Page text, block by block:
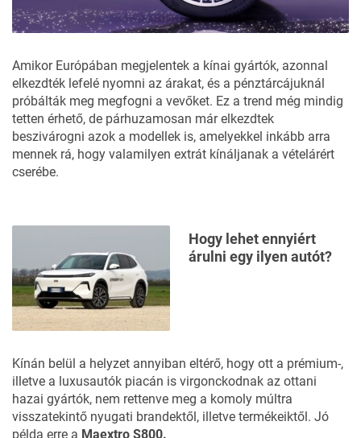
Amikor Európában megjelentek a kínai gyártók, azonnal
elkezdték lefelé nyomni az árakat, és a pénztárcájuknál
próbálták meg megfogni a vevőket. Ez a trend még mindig
tetten érhető, de párhuzamosan márelkezdtek
beszivárogni azok a modellek is, amelyekkel inkább arra
mennek rá, hogy valamilyen extrát kínáljanak a vételárért
cserébe.
Hogy lehet ennyiért
árulni egy ilyen autót?
Kínán belül a helyzet annyiban eltérő, hogy ott a prémium-,
illetve a luxusautók piacán is virgonckodnak az ottani
hazai gyártók, nem rettenve meg a komoly múltra
visszatekintő nyugati brandektől, illetve termékeiktől. Jó
példa erre a Maextro S800.